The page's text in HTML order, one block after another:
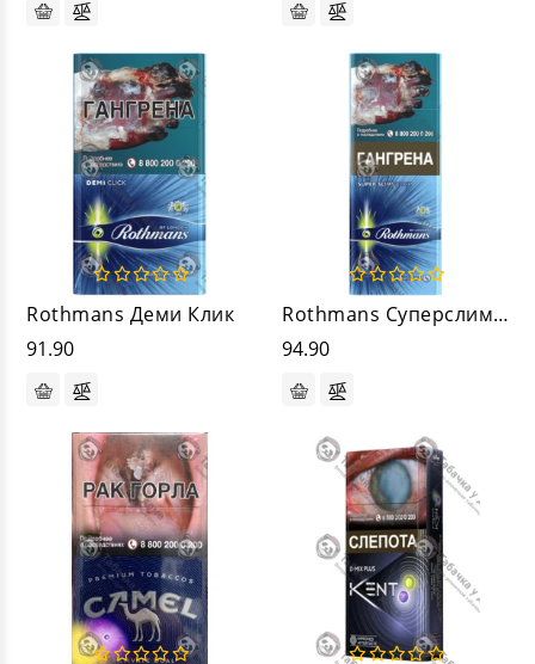
Rothmans Деми Клик
91.90
Rothmans Суперслимс Клик
94.90